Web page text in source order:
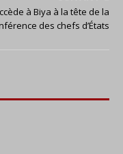
à Biya à la tête de la
des chefs d’États